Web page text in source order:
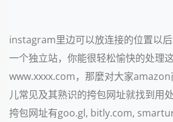
instagram里边可以放连接的位置以
一个独立站，你能很轻松愉快的处理
www.xxxx.com，那麼对大家amazon
儿常见及其熟识的挎包网址就找到用
挎包网址有goo.gl, bitly.com,